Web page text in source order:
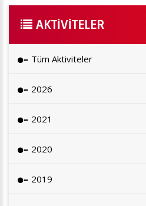
AKTIVITELER
Tüm Aktiviteler
2026
2021
2020
2019